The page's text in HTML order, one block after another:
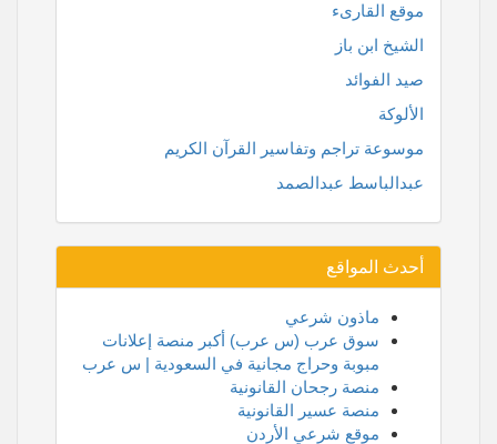
موقع القارىء
الشيخ ابن باز
صيد الفوائد
الألوكة
موسوعة تراجم وتفاسير القرآن الكريم
عبدالباسط عبدالصمد
أحدث المواقع
ماذون شرعي
سوق عرب (س عرب) أكبر منصة إعلانات
مبوبة وحراج مجانية في السعودية | س عرب
منصة رجحان القانونية
منصة عسير القانونية
موقع شرعي الأردن